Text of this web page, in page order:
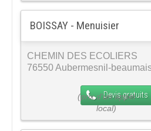
BOISSAY - Menuisier
CHEMIN DES ECOLIERS
76550 Aubermesnil-
Devis gratuits